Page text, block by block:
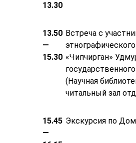
13.30
13.50
—
15.30
Встреча с
«Чипчирган»
(Научная
читальный зал
15.45
—
Экскурсия по